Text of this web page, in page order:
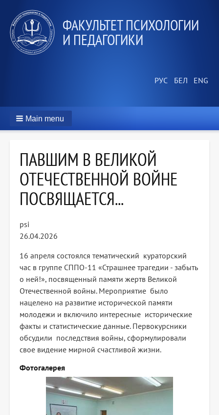
ФАКУЛЬТЕТ ПСИХОЛОГИИ
И ПЕДАГОГИКИ
Main menu
ПАВШИМ В ВЕЛИКОЙ
ОТЕЧЕСТВЕННОЙ ВОЙНЕ
ПОСВЯЩАЕТСЯ...
psi
26.04.2026
16 апреля состоялся тематический кураторский
час в группе СППО-11 «Страшнее трагедии - забыть
о ней!», посвященный памяти жертв Великой
Отечественной войны. Мероприятие было
нацелено на развитие исторической памяти
молодежи и включило интересные исторические
факты и статистические данные. Первокурсники
обсудили последствия войны, сформулировали
свое видение мирной счастливой жизни.
Фотогалерея